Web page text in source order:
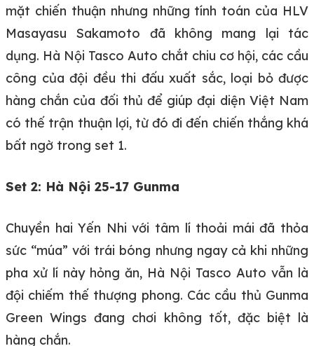
mặt chiến thuận nhưng những tính toán của HLV
Masayasu Sakamoto đã không mang lại tác
dụng. Hà Nội Tasco Auto chắt chiu cơ hội, các cầu
công của đội đều thi đấu xuất sắc, loại bỏ được
hàng chắn của đối thủ để giúp đại diện Việt Nam
có thế trận thuận lợi, từ đó đi đến chiến thắng khá
bất ngờ trong set 1.
Set 2: Hà Nội 25-17 Gunma
Chuyền hai Yến Nhi với tâm lí thoải mái đã thỏa
sức “múa” với trái bóng nhưng ngay cả khi những
pha xử lí này hỏng ăn, Hà Nội Tasco Auto vẫn là
đội chiếm thế thượng phong. Các cầu thủ Gunma
Green Wings đang chơi không tốt, đặc biệt là
hàng chắn.